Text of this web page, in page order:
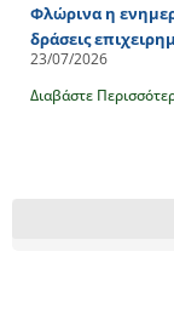
Φλώρινα η
δράσεις
23/07/2026
Διαβάστε